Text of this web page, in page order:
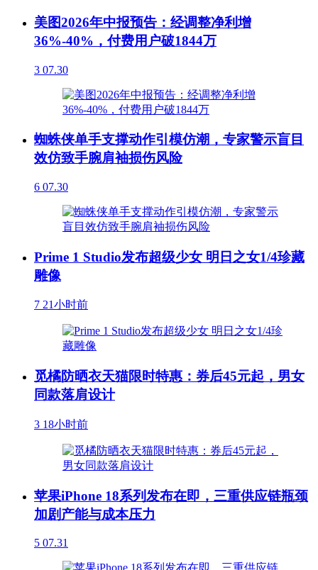
美图2026年中报预告：经调整净利增
36%-40%，付费用户破1844万
3 07.30
蜘蛛侠单手支撑动作引模仿潮，专家警示盲目
效仿致手腕肩袖损伤风险
6 07.30
Prime 1 Studio发布超级少女 明日之女1/4珍藏
雕像
7 21小时前
觅橘防晒衣天猫限时特惠：券后45元起，男女
同款落肩设计
3 18小时前
苹果iPhone 18系列发布在即，三重供应链瓶颈
加剧产能与成本压力
5 07.31